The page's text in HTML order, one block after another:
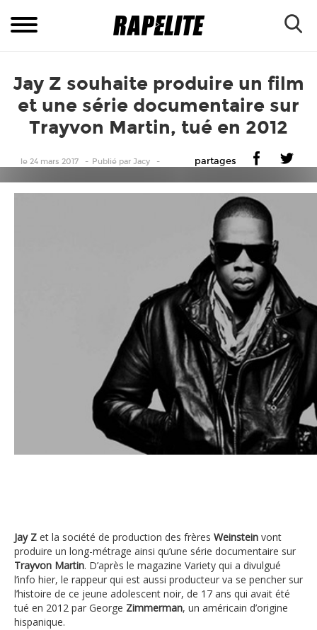
Jay Z souhaite produire un film
et une série documentaire sur
Trayvon Martin, tué en 2012
le 24 mars 2017 Publiépar Jacy partages
Jay Z et la société de production des frères Weinstein vont
produire un long-métrage ainsi qu’une série documentaire sur
Trayvon Martin. D’après le magazine Variety qui a divulgué
l’info hier, le rappeur qui est aussi producteur va se pencher sur
l’histoire de ce jeune adolescent noir, de 17 ans qui avait été
tué en 2012 par George Zimmerman, un américain d’origine
hispanique.